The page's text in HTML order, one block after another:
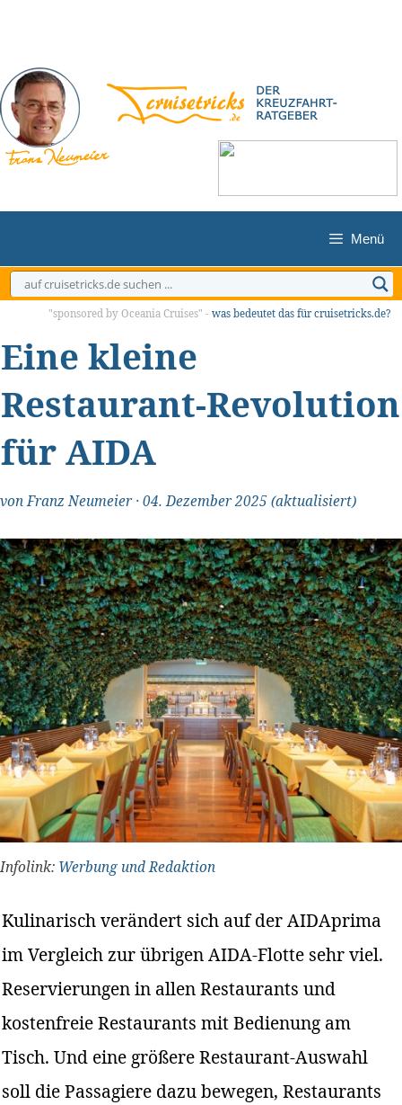
springen
Menü
"sponsored by Oceania Cruises" - was bedeutet das für cruisetricks.de?
Eine kleine
Restaurant-Revolution
für AIDA
vonFranz Neumeier·04. Dezember 2025 (aktualisiert)
Infolink: Werbung und Redaktion
Kulinarisch verändert sich auf der AIDAprima
im Vergleich zur übrigen AIDA-Flotte sehr viel.
Reservierungen in allen Restaurants und
kostenfreie Restaurants mit Bedienung am
Tisch. Und eine größere Restaurant-Auswahl
soll die Passagiere dazu bewegen, Restaurants
"Transparent und ehrlich"